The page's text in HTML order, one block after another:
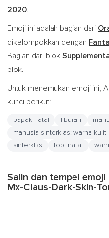
2020.
Emoji ini adalah bagian dari
dikelompokkan dengan
Bagian dari blok
blok.
Untuk menemukan emoji ini,
kunci berikut:
bapak natal liburan
manusia sinterklas: warna kulit
sinterklas
topi natal
Salin dan tempel emoji
Mx-Claus-Dark-Skin-